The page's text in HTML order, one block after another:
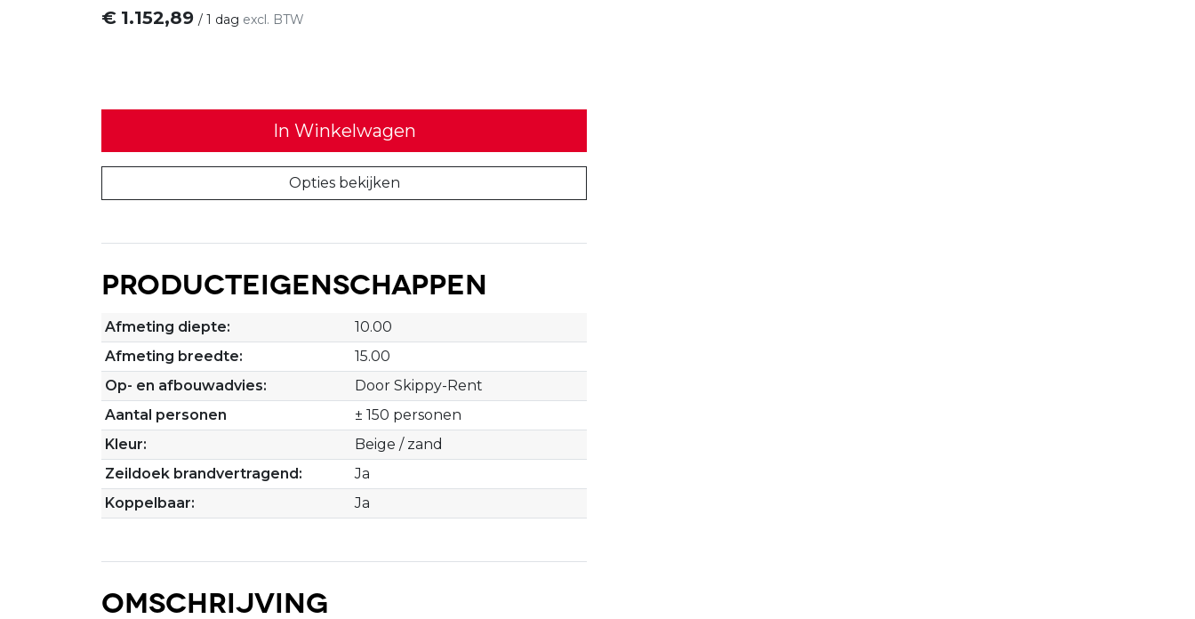
€ 1.152,89 / 1 dag excl. BTW
In Winkelwagen
Opties bekijken
Producteigenschappen
Afmeting diepte:
10.00
Afmeting breedte:
15.00
Op- en afbouwadvies:
Door Skippy-Rent
Aantal personen
± 150 personen
Kleur:
Beige / zand
Zeildoek brandvertragend:
Ja
Koppelbaar:
Ja
Omschrijving